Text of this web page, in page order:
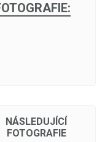
NÁSLEDUJÍCÍ
FOTOGRAFIE